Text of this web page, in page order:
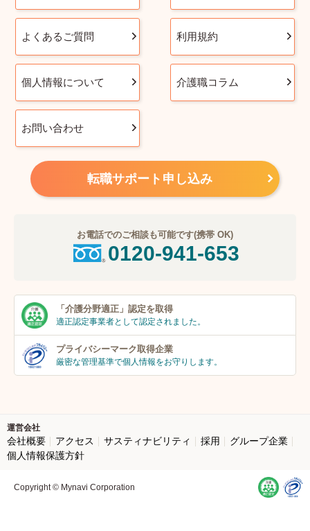
よくあるご質問 利用規約
個人情報について 介護職コラム
お問い合わせ
転職サポート申し込み
お電話でのご相談も可能です(携帯 OK)
0120-941-653
「介護分野適正」 認定を取得
適正認定事業者として認定されました。
プライバシーマーク取得企業
厳密な管理基準で個人情報をお守りします。
運営会社
会社概要 アクセス サスティナビリティ 採用
グループ企業
個人情報保護方針
Copyright © Mynavi Corporation